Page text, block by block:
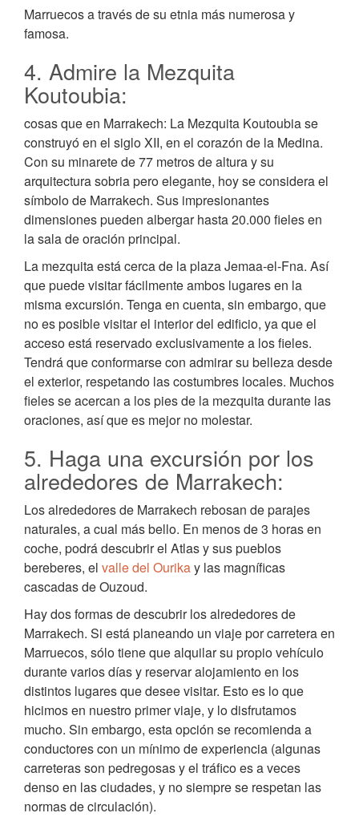
Marruecos a través de su etnia más numerosa y
famosa.
4. Admire la Mezquita
Koutoubia:
cosas que en Marrakech: La Mezquita Koutoubia se
construyó en el siglo XII, en el corazón de la Medina.
Con su minarete de 77 metros de altura y su
arquitectura sobria pero elegante, hoy se considera el
símbolo de Marrakech. Sus impresionantes
dimensiones pueden albergar hasta 20.000 fieles en
la sala de oración principal.
La mezquita está cerca de la plaza Jemaa-el-Fna. Así
que puede visitar fácilmente ambos lugares en la
misma excursión. Tenga en cuenta, sin embargo, que
no es posible visitar el interior del edificio, ya que el
acceso está reservado exclusivamente a los fieles.
Tendrá que conformarse con admirar su belleza desde
el exterior, respetando las costumbres locales. Muchos
fieles se acercan a los pies de la mezquita durante las
oraciones, así que es mejor no molestar.
5. Haga una excursión por los
alrededores de Marrakech:
Los alrededores de Marrakech rebosan de parajes
naturales, a cual más bello. En menos de 3 horas en
coche, podrá descubrir el Atlas y sus pueblos
bereberes, el valle del Ourikay las magníficas
cascadas de Ouzoud.
Hay dos formas de descubrir los alrededores de
Marrakech. Si está planeando un viaje por carretera en
Marruecos, sólo tiene que alquilar su propio vehículo
durante varios días y reservar alojamiento en los
distintos lugares que desee visitar. Esto es lo que
hicimos en nuestro primer viaje, y lo disfrutamos
mucho. Sin embargo, esta opción se recomienda a
conductores con un mínimo de experiencia (algunas
carreteras son pedregosas y el tráfico es a veces
denso en las ciudades, y no siempre se respetan las
normas de circulación).